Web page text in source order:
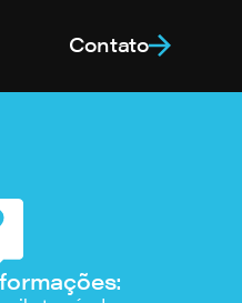
Contato